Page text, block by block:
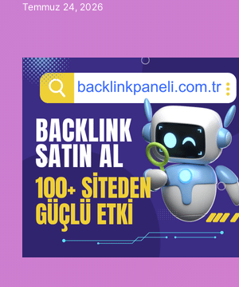
Temmuz 24, 2026